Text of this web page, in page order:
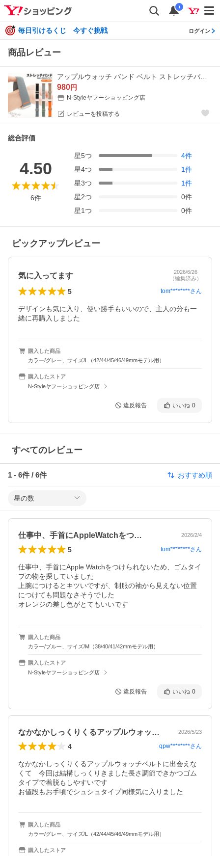
i
毎日引けるくじ 今すぐ挑戦 ログイン
商品レビュー
アップルウォッチ バンド ベルト ストレッチバンド 伸縮素材 Apple Watch おしゃれ レディース メンズ M L 38mm 40mm 44mm 46mm
980円
N-Styleヤフーショッピング店
レビューを投稿する
総合評価
4.50
6件
星5つ 4件
星4つ 1件
星3つ 1件
星2つ 0件
星1つ 0件
ピックアップレビュー
気に入ってます
2026/6/26
（編集済み）
5 tom********さん
デザインも気に入り、使い勝手もいいので、主人の分も一
緒に再購入しました
購入した商品
カラー/グレー、サイズ/L（42/44/45/46/49mmモデル用）
購入したストア
N-Styleヤフーショッピング店
違反報告 いいね 0
すべてのレビュー
1 - 6件 / 6件 おすすめ順
星の数
仕事中、手首にAppleWatchをつ… 2026/2/4
5 tom********さん
仕事中、手首にApple Watchをつけられないため、ゴムタイ
プの物を探していました
上腕につけるとキツいですが、制服の袖から見えない位置
につけても問題なさそうでした
オレンジの差し色がとてもいいです
購入した商品
カラー/ブルー、サイズ/M（38/40/41/42mmモデル用）
購入したストア
N-Styleヤフーショッピング店
違反報告 いいね 0
なかなかしっくりくるアップルウォッチベ… 2026/5/23
4 qpw********さん
なかなかしっくりくるアップルウォッチベルトに出会えな
くて　今回は結構しっくりきました長さ調節できかつゴム
タイプで着脱もしやすいです
お値段もお手頃でシュシュタイプ同様気に入りました
購入した商品
カラー/グレー、サイズ/L（42/44/45/46/49mmモデル用）
購入したストア